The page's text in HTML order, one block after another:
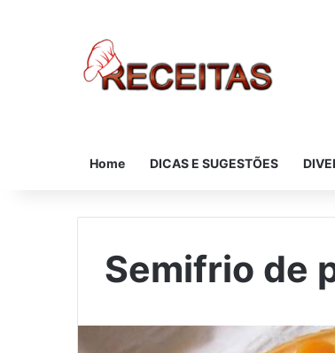
Home DICAS E SUGESTÕES
Semifrio de